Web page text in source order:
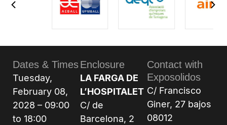
Dates & Times
Tuesday,
February 08,
2028 – 09:00
to 18:00
Enclosure
LA FARGA DE
L’HOSPITALET
C/ de
Barcelona, 2
Contact with
Exposolidos
C/ Francisco
Giner, 27 bajos
08012